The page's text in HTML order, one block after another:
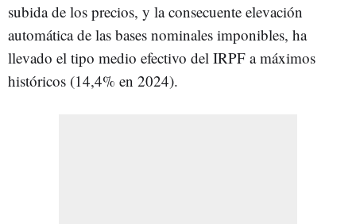
subida de los precios, y la consecuente elevación
automática de las bases nominales imponibles, ha
llevado el tipo medio efectivo del IRPF a máximos
históricos (14,4% en 2024).